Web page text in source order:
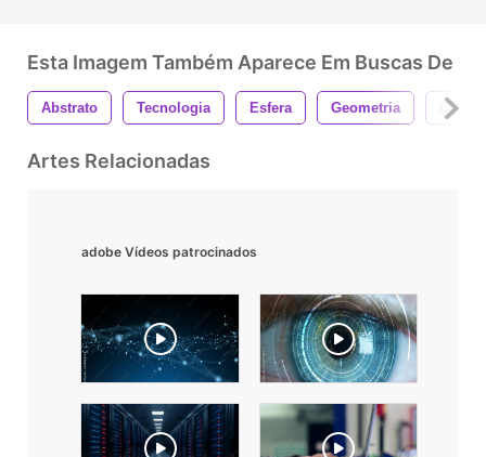
Esta Imagem Também Aparece Em Buscas De
Abstrato Tecnologia Esfera Geometria O
Artes Relacionadas
adobe Vídeos patrocinados